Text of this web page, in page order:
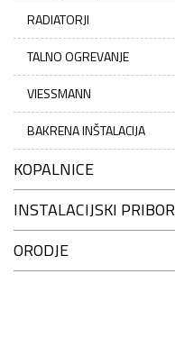
RADIATORJI
TALNO OGREVANJE
VIESSMANN
BAKRENA INŠTALACIJA
KOPALNICE
INSTALACIJSKI PRIBOR
ORODJE